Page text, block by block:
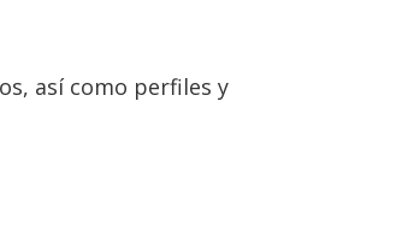
así como perfiles y